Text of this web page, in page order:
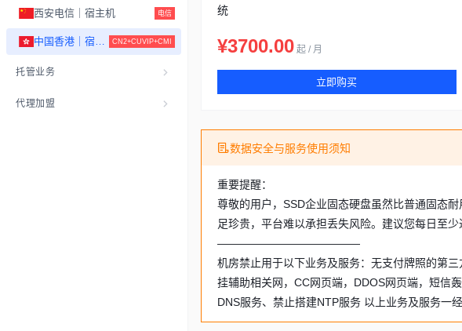
西安电信｜宿主机 电信
中国香港｜宿主机 CN2+CUVIP+CMI
托管业务
代理加盟
统
¥3700.00 起 / 月
立即购买
数据安全与服务使用须知
重要提醒：
尊敬的用户，SSD企业固态硬盘虽然比普通固态
足珍贵，平台难以承担丢失风险。建议您每日至
—————————————
机房禁止用于以下业务及服务：无支付牌照的第
挂辅助相关网，CC网页端，DDOS网页端，短信
DNS服务、禁止搭建NTP服务 以上业务及服务一